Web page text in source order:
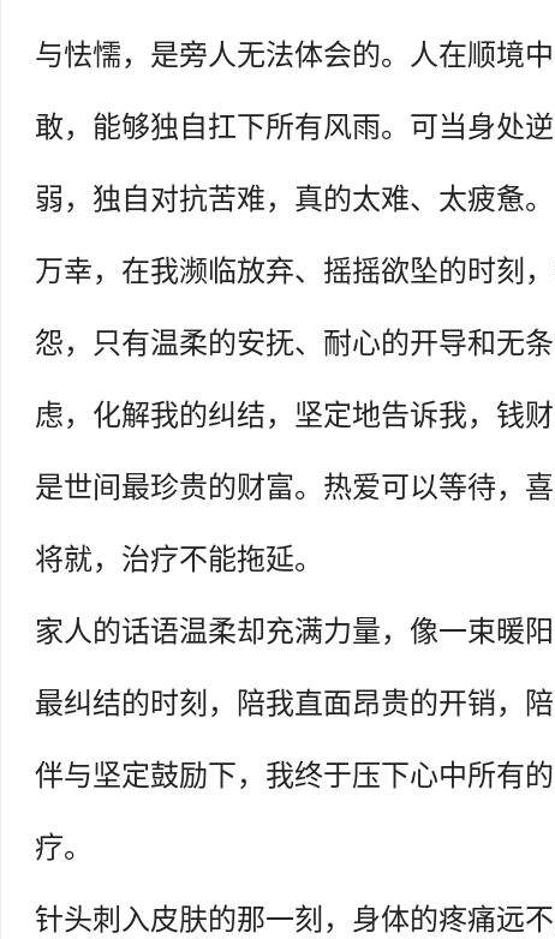
与怯懦，是旁人无法体会的。人在顺境
敢，能够独自扛下所有风雨。可当身处
弱，独自对抗苦难，真的太难、太疲惫。
万幸，在我濒临放弃、摇摇欲坠的时刻
怨，只有温柔的安抚、耐心的开导和无
虑，化解我的纠结，坚定地告诉我，钱
是世间最珍贵的财富。热爱可以等待，
将就，治疗不能拖延。
家人的话语温柔却充满力量，像一束暖
最纠结的时刻，陪我直面昂贵的开销，
伴与坚定鼓励下，我终于压下心中所有
疗。
针头刺入皮肤的那一刻，身体的疼痛远